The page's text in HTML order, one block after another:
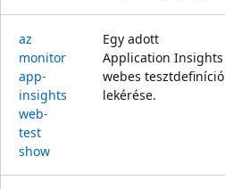
az
monitor
app-
insights
web-
test
show
Egy adott
Application Insights
webes tesztdefiníció
lekérése.